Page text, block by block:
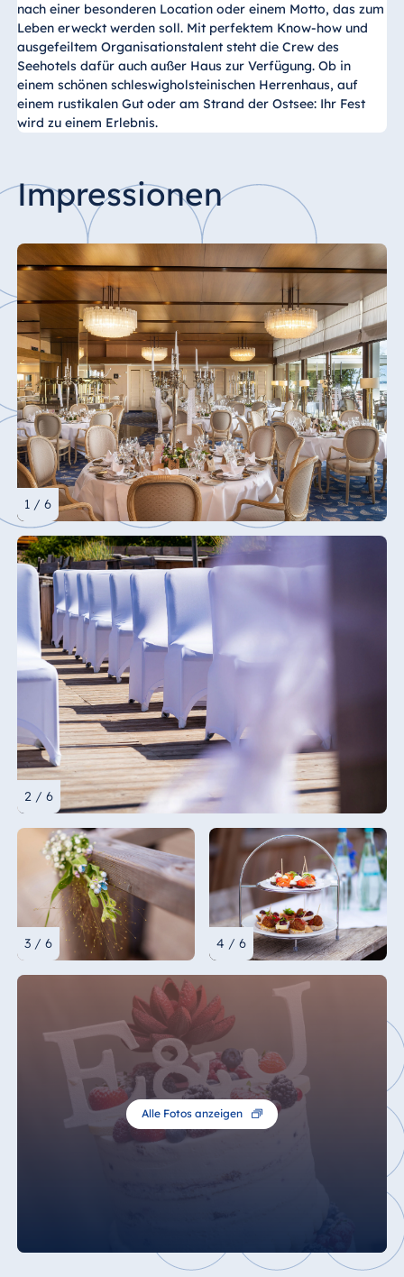
nach einer besonderen Location oder einem Motto, das zum
Leben erweckt werden soll. Mit perfektem Know-how und
ausgefeiltem Organisationstalent steht die Crew des
Seehotels dafür auch außer Haus zur Verfügung. Ob in
einem schönen schleswigholsteinischen Herrenhaus, auf
einem rustikalen Gut oder am Strand der Ostsee: Ihr Fest
wird zu einem Erlebnis.
Impressionen
1 / 6
2 / 6
3 / 6 4 / 6
Alle Fotos anzeigen